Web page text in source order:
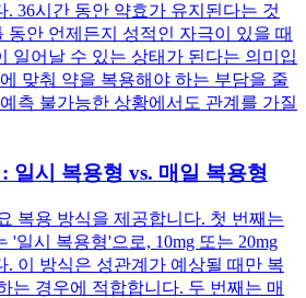
. 36시간 동안 약효가 유지된다는 것
동안 언제든지 성적인 자극이 있을 때
일어날 수 있는 상태가 된다는 의미입
맞춰 약을 복용해야 하는 부담을 줄
측 불가능한 상황에서도 관계를 가질
일시 복용형 vs. 매일 복용형
복용 방식을 제공합니다. 첫 번째는
'일시 복용형'으로, 10mg 또는 20mg
. 이 방식은 성관계가 예상될 때만 복
는 경우에 적합합니다. 두 번째는 매